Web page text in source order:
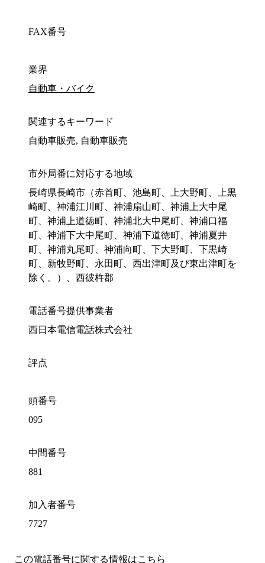
FAX番号
業界
自動車・バイク
関連するキーワード
自動車販売, 自動車販売
市外局番に対応する地域
長崎県長崎市（赤首町、池島町、上大野町、上黒
崎町、神浦江川町、神浦扇山町、神浦上大中尾
町、神浦上道徳町、神浦北大中尾町、神浦口福
町、神浦下大中尾町、神浦下道徳町、神浦夏井
町、神浦丸尾町、神浦向町、下大野町、下黒崎
町、新牧野町、永田町、西出津町及び東出津町を
除く。）、西彼杵郡
電話番号提供事業者
西日本電信電話株式会社
評点
頭番号
095
中間番号
881
加入者番号
7727
この電話番号に関する情報はこちら